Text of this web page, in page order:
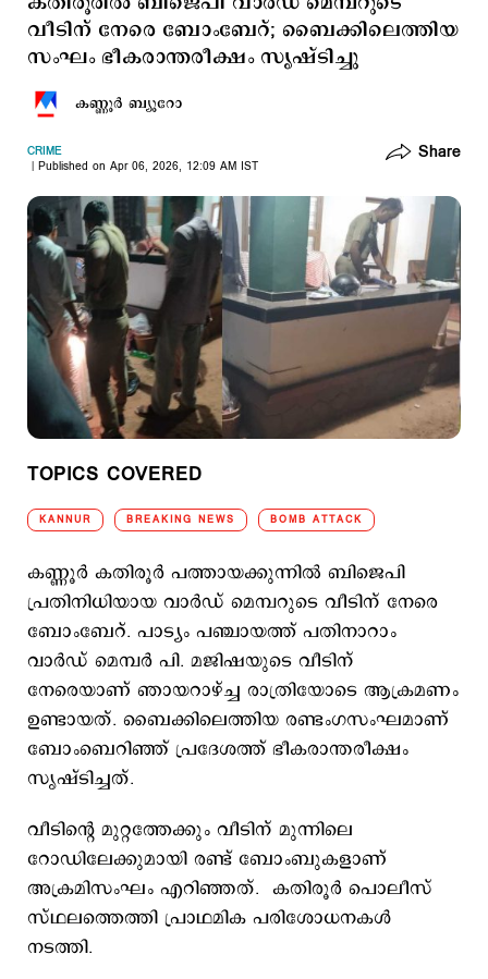
വീടിന് നേരെ ബോംബേറ്; ബൈക്കിലെത്തിയ
സംഘം ഭീകരാന്തരീക്ഷം സൃഷ്ടിച്ചു
കണ്ണൂര്‍ ബ്യൂറോ
CRIME
Published on Apr 06, 2026, 12:09 AM IST
Share
TOPICS COVERED
KANNUR BREAKING NEWS BOMB ATTACK
കണ്ണൂർ കതിരൂർ പത്തായക്കുന്നിൽ ബിജെപി
പ്രതിനിധിയായ വാർഡ് മെമ്പറുടെ വീടിന് നേരെ
ബോംബേറ്. പാട്യം പഞ്ചായത്ത് പതിനാറാം
വാർഡ് മെമ്പർ പി. മജിഷയുടെ വീടിന്
നേരെയാണ് ഞായറാഴ്ച്ച രാത്രിയോടെ ആക്രമണം
ഉണ്ടായത്. ബൈക്കിലെത്തിയ രണ്ടംഗസംഘമാണ്
ബോംബെറിഞ്ഞ് പ്രദേശത്ത് ഭീകരാന്തരീക്ഷം
സൃഷ്ടിച്ചത്.
വീടിന്റെ മുറ്റത്തേക്കും വീടിന് മുന്നിലെ
റോഡിലേക്കുമായി രണ്ട് ബോംബുകളാണ്
അക്രമിസംഘം എറിഞ്ഞത്. കതിരൂർ പൊലീസ്
സ്ഥലത്തെത്തി പ്രാഥമിക പരിശോധനകൾ
നടത്തി.